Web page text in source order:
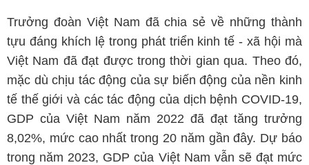
Trưởng đoàn Việt Nam đã chia sẻ về những thành
tựu đáng khích lệ trong phát triển kinh tế - xã hội mà
Việt Nam đã đạt được trong thời gian qua. Theo đó,
mặc dù chịu tác động của sự biến động của nền kinh
tế thế giới và các tác động của dịch bệnh COVID-19,
GDP của Việt Nam năm 2022 đã đạt tăng trưởng
8,02%, mức cao nhất trong 20 năm gần đây. Dự báo
trong năm 2023, GDP của Việt Nam vẫn sẽ đạt mức